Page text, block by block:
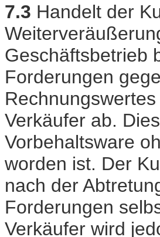
7.3 Handelt der
Geschäftsbetrieb
Forderungen
Verkäufer ab.
Vorbehaltsware
worden ist. Der
nach der
Forderungen
Verkäufer wird